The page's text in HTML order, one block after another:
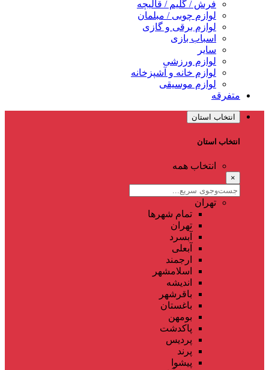
فرش / گلیم / قالیچه
لوازم چوبی / مبلمان
لوازم برقی و گازی
اسباب بازی
سایر
لوازم ورزشی
لوازم خانه و آشپزخانه
لوازم موسیقی
متفرقه
انتخاب استان
انتخاب استان
انتخاب همه
×
تهران
تمام شهر‌ها
تهران
آبسرد
آبعلی
ارجمند
اسلامشهر
اندیشه
باقرشهر
باغستان
بومهن
پاکدشت
پردیس
پرند
پیشوا